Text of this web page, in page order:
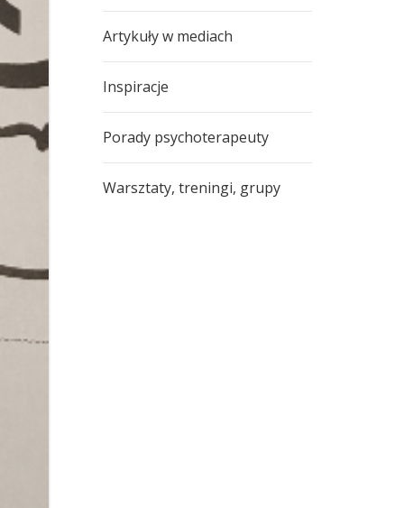
Artykuły w mediach
Inspiracje
Porady psychoterapeuty
Warsztaty, treningi, grupy